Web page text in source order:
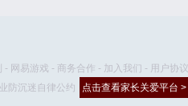
- 网易游戏 - 商务合作 - 加入我们 - 用户协议
点击查看家长关爱平台 >
防沉迷自律公约